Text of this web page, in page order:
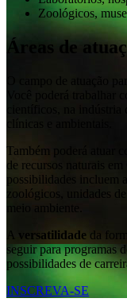
Zoológicos,
Áreas de
O campo de atuação
Você poderá trabalhar
científicos, na
Também poderá atuar
de recursos naturais
possibilidades incluem
zoológicos, unidades
meio ambiente.
A
versatilidade da
seguir para programas
possibilidades de
INSCREVA-SE